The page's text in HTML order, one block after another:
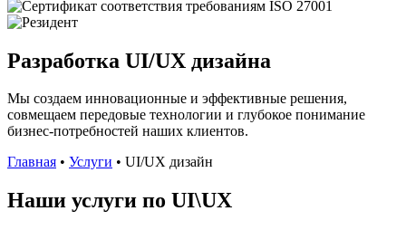
Разработка UI/UX дизайна
Мы создаем инновационные и эффективные решения,
совмещаем передовые технологии и глубокое понимание
бизнес-потребностей наших клиентов.
Главная • Услуги • UI/UX дизайн
Наши услуги по UI\UX